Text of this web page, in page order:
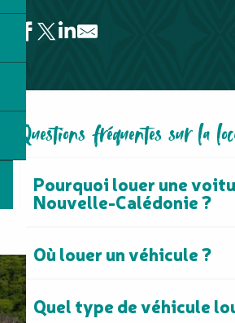
OK Location
Avis - Location de voiture, Anse-Vata
Hertz - Location de voiture
Location de voitures - T.Car
Fatou Location
Hertz Koné
Point Rouge Poindimié
Van-Away
Questions fréquentes sur la
Pourquoi louer une
Nouvelle-Calédonie ?
Où louer un véhicule ?
Quel type de véhicule